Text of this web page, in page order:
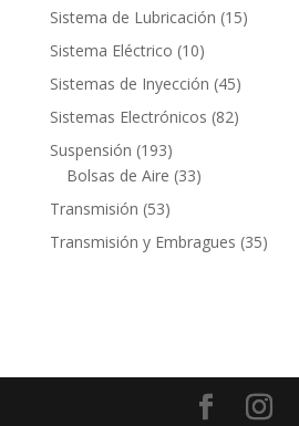
Sistema de Lubricación 1515
Sistema Eléctrico 1010
productos
Sistemas de Inyección 4545
productos
Sistemas Electrónicos 8282
Suspensión 193193
productos
Bolsas de Aire 3333
Transmisión 5353
productos
Transmisión y Embragues 3535